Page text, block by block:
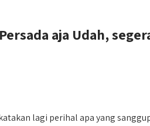
aja Udah,
lagi perihal apa yang